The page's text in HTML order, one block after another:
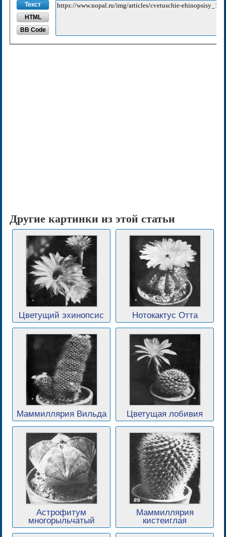
Текст
HTML
BB Code
Другие картинки из этой статьи
Цветущий эхинопсис Нотокактус Отта
Маммиллярия Вильда Цветущая лобивия
Астрофитум
многорыльчатый
Маммиллярия
кистеиглая